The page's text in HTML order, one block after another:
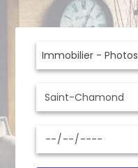
Immobilier - Photos